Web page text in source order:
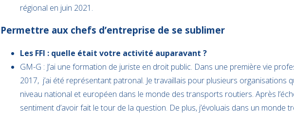
régional en juin 2021.
Permettre aux chefs d’entreprise de se sublimer
Les FFI : quelle était votre activité auparavant ?
GM-G : J’ai une formation de juriste en droit public. Dans une première vie
2017, j’ai été représentant patronal. Je travaillais pour plusieurs organisations
niveau national et européen dans le monde des transports routiers. Après
sentiment d’avoir fait le tour de la question. De plus, j’évoluais dans un monde